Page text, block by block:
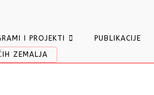
I PROJEKTI PUBLIKACIJE
ZEMALJA